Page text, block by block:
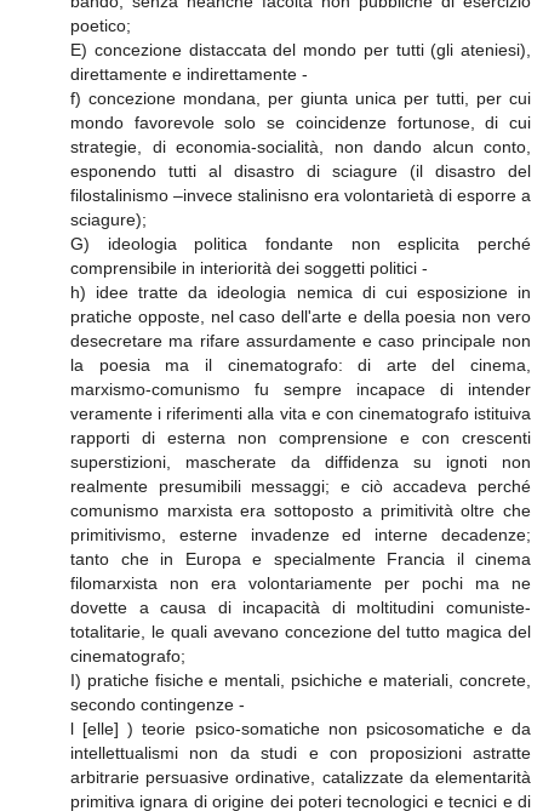
poetico;
E) concezione distaccata del mondo per tutti (gli ateniesi),
direttamente e indirettamente -
f) concezione mondana, per giunta unica per tutti, per cui
mondo favorevole solo se coincidenze fortunose, di cui
strategie, di economia-socialità, non dando alcun conto,
esponendo tutti al disastro di sciagure (il disastro del
filostalinismo –invece stalinisno era volontarietà di esporre a
sciagure);
G) ideologia politica fondante non esplicita perché
comprensibile in interiorità dei soggetti politici -
h) idee tratte da ideologia nemica di cui esposizione in
pratiche opposte, nel caso dell'arte e della poesia non vero
desecretare ma rifare assurdamente e caso principale non
la poesia ma il cinematografo: di arte del cinema,
marxismo-comunismo fu sempre incapace di intender
veramente i riferimenti alla vita e con cinematografo istituiva
rapporti di esterna non comprensione e con crescenti
superstizioni, mascherate da diffidenza su ignoti non
realmente presumibili messaggi; e ciò accadeva perché
comunismo marxista era sottoposto a primitività oltre che
primitivismo, esterne invadenze ed interne decadenze;
tanto che in Europa e specialmente Francia il cinema
filomarxista non era volontariamente per pochi ma ne
dovette a causa di incapacità di moltitudini comuniste-
totalitarie, le quali avevano concezione del tutto magica del
cinematografo;
I) pratiche fisiche e mentali, psichiche e materiali, concrete,
secondo contingenze -
l [elle] ) teorie psico-somatiche non psicosomatiche e da
intellettualismi non da studi e con proposizioni astratte
arbitrarie persuasive ordinative, catalizzate da elementarità
primitiva ignara di origine dei poteri tecnologici e tecnici e di